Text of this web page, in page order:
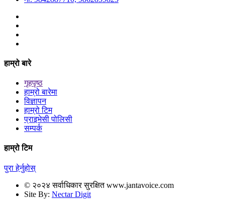
हाम्रो बारे
गृहपृष्ठ
हाम्रो बारेमा
विज्ञापन
हाम्रो टिम
प्राइभेसी पोलिसी
सम्पर्क
हाम्रो टिम
पुरा हेर्नुहोस्
© २०२४ सर्वाधिकार सुरक्षित www.jantavoice.com
Site By: Nectar Digit